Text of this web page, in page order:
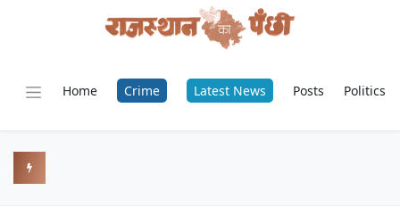
Home Crime Latest News Posts Politics